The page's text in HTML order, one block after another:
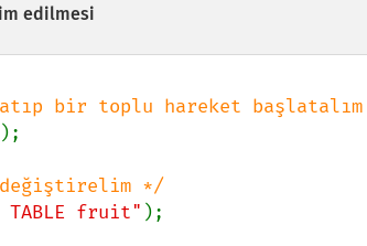
edilmesi
TABLE fruit" );